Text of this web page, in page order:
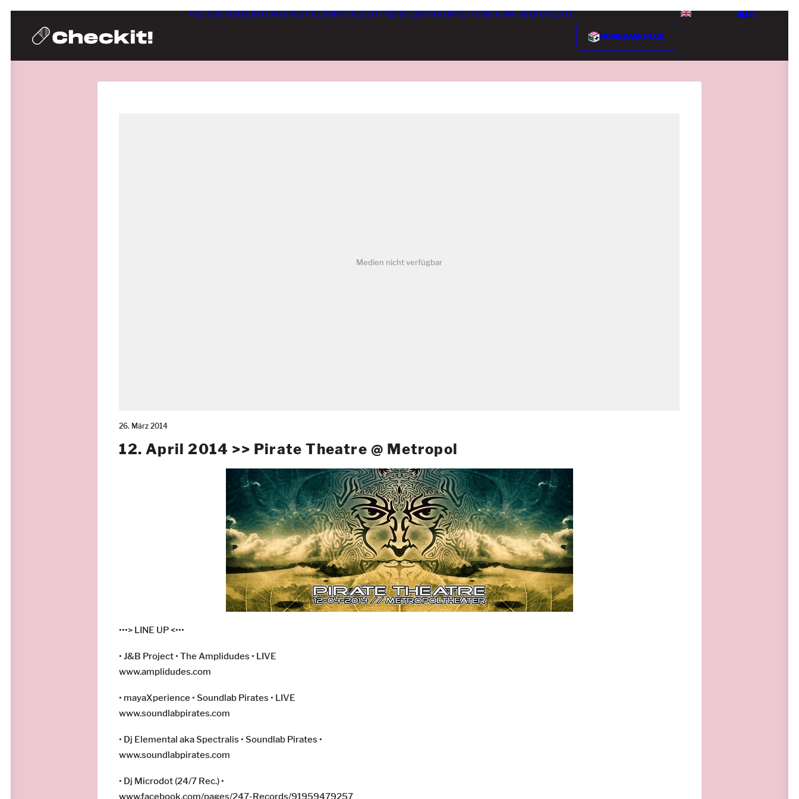
NEUIGKEITEN BERATUNG DRUG CHECKING CHECKIT! PEERS SUBSTANZINFOS FORSCHUNG ÜBER CHECKIT!
HOMEBASE PLUS
Medien nicht verfügbar
26. März 2014
12. April 2014 >> Pirate Theatre @ Metropol
•••> LINE UP <•••
•J&B Project•The Amplidudes • LIVE
www.amplidudes.com
• mayaXperience• Soundlab Pirates • LIVE
www.soundlabpirates.com
• Dj Elemental akaSpectralis •Soundlab Pirates •
www.soundlabpirates.com
• Dj Microdot (24/7 Rec.)•
www.facebook.com/pages/247-Records/91959479257